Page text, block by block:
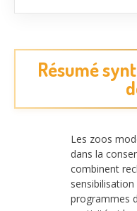
Résumé
Les zoos
dans la
combinent
sensibilisation
programmes